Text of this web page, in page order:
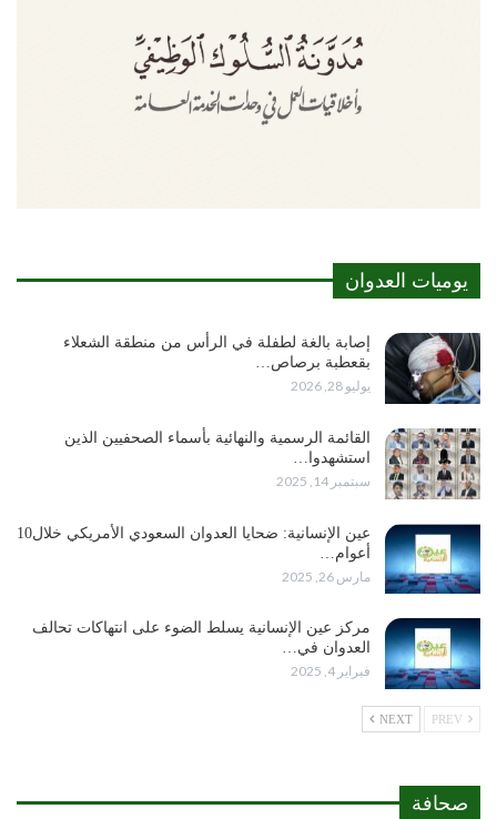
يوميات العدوان
إصابة بالغة لطفلة في الرأس من منطقة الشعلاء
بقعطبة برصاص…
يوليو 28, 2026
القائمة الرسمية والنهائية بأسماء الصحفيين الذين
استشهدوا…
سبتمبر 14, 2025
عين الإنسانية: ضحايا العدوان السعودي الأمريكي خلال10
أعوام…
مارس 26, 2025
مركز عين الإنسانية يسلط الضوء على انتهاكات تحالف
العدوان في…
فبراير 4, 2025
NEXT
صحافة